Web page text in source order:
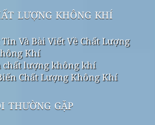
lượng không khí
Và Bài Viết Về Chất Lượng
Khí
chất lượng không khí
Chất Lượng Không Khí
thường gặp